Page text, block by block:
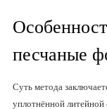
песчаные
Суть метода
уплотнённой литейной